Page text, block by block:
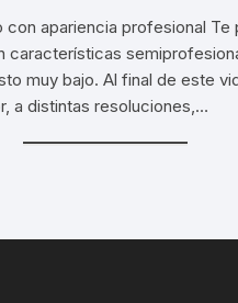
apariencia profesional
características
muy bajo. Al final de este
a distintas resoluciones,…